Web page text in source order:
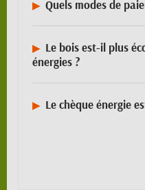
Quels modes de
Le bois est-il plus
énergies ?
Le chèque énergie